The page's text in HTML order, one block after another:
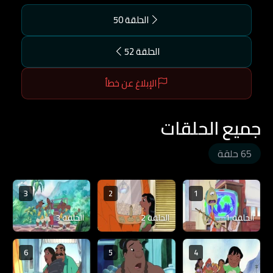
الحلقة 50
الحلقة 52
الإبلاغ عن خطأ
جميع الحلقات
65 حلقة
1
الحلقة 1
2
الحلقة 2
3
الحلقة 3
4
5
6